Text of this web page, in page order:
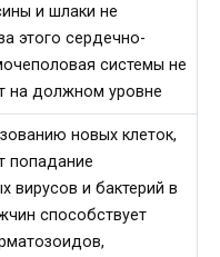
и шлаки не
этого сердечно-
системы не
на должном уровне
новых клеток,
попадание
вирусов и бактерий в
способствует